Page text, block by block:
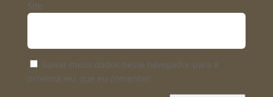
Site
Salvar meus dados neste navegador para a
próxima vez que eu comentar.